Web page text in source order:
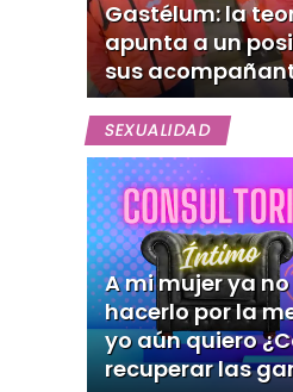
Gastélum: la
apunta a un
sus
SEXUALIDAD
A mi mujer ya
hacerlo por la
yo aún quiero
recuperar las